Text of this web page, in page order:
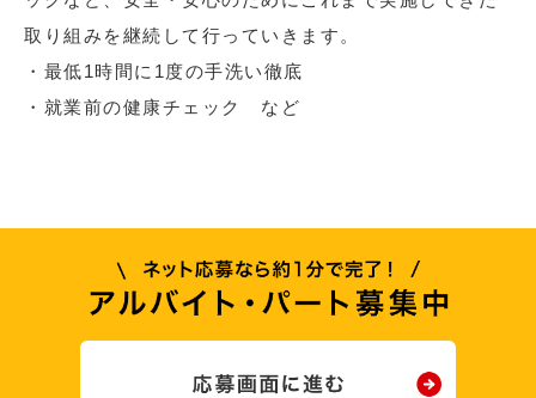
取り組みを継続して行っていきます。
・最低1時間に1度の手洗い徹底
・就業前の健康チェック など